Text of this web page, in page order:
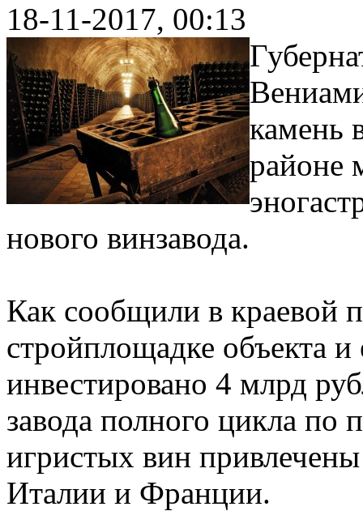
18-11-2017, 00:13
камень
районе
нового винзавода.
Как сообщили в краевой
стройплощадке объекта и
инвестировано 4 млрд
завода полного цикла по
игристых вин
Италии и Франции.